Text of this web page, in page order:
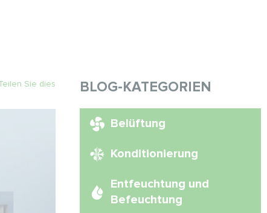
Sie dies BLOG-KATEGORIEN
Belüftung
Konditionierung
Entfeuchtung und
Befeuchtung